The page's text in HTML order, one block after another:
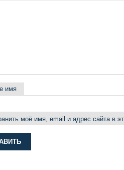
имя
моё имя, email и адрес сайта в